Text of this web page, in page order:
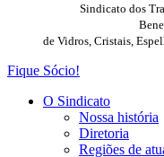
Sindicato dos
de Vidros, Cristais,
Fique Sócio!
O Sindicato
Nossa história
Diretoria
Regiões de